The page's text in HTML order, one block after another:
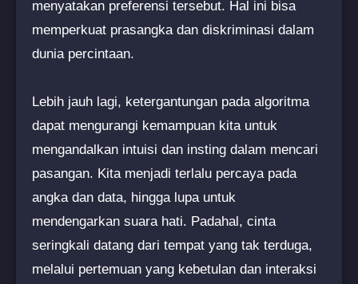
menyatakan preferensi tersebut. Hal ini bisa
memperkuat prasangka dan diskriminasi dalam
dunia percintaan.
Lebih jauh lagi, ketergantungan pada algoritma
dapat mengurangi kemampuan kita untuk
mengandalkan intuisi dan insting dalam mencari
pasangan. Kita menjadi terlalu percaya pada
angka dan data, hingga lupa untuk
mendengarkan suara hati. Padahal, cinta
seringkali datang dari tempat yang tak terduga,
melalui pertemuan yang kebetulan dan interaksi